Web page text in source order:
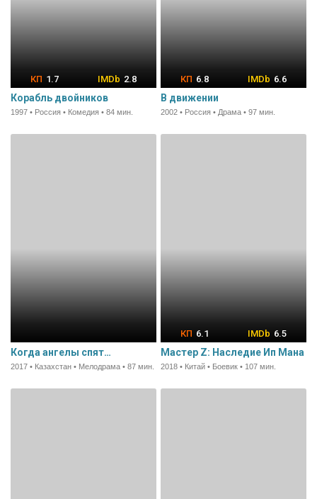
1.7 2.8
Корабль двойников
1997 • Россия • Комедия • 84 мин.
6.8 6.6
В движении
2002 • Россия • Драма • 97 мин.
Когда ангелы спят…
2017 • Казахстан • Мелодрама • 87 мин.
6.1 6.5
Мастер Z: Наследие Ип Мана
2018 • Китай • Боевик • 107 мин.